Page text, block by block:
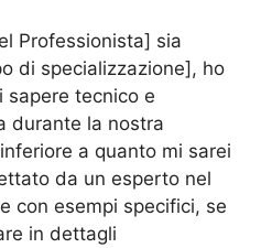
Professionista] sia
di specializzazione], ho
sapere tecnico e
durante la nostra
a quanto mi sarei
da un esperto nel
con esempi specifici, se
in dettagli